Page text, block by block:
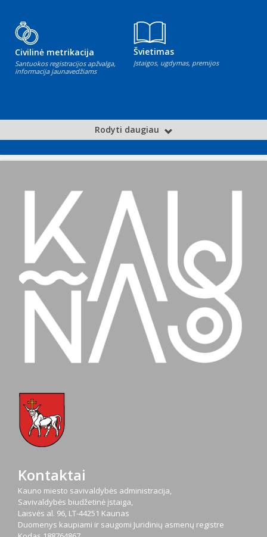
Civilinė metrikacija
Santuokos registracijos apžvalga,
informacija jaunavedžiams
Švietimas
Įstaigos, ugdymas, premijos
Rodyti daugiau
Kontaktai
Kauno miesto savivaldybės administracija,
Savivaldybės biudžetinė įstaiga,
Laisvės al. 96, LT-44251 Kaunas
Duomenys kaupiami ir saugomi Juridinių asmenų registre